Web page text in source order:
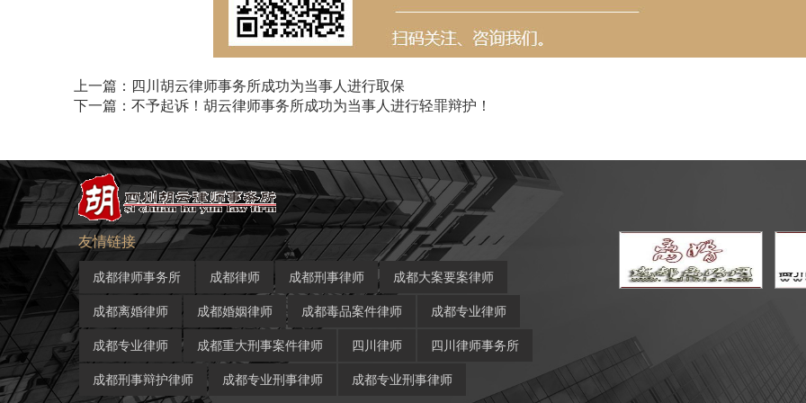
上一篇：四川胡云律师事务所成功为当事人进行取保
下一篇：不予起诉！胡云律师事务所成功为当事人进行轻罪辩护！
友情链接
成都律师事务所 成都律师 成都刑事律师
成都大案要案律师
成都离婚律师
成都婚姻律师 成都毒品案件律师
成都专业律师
成都专业律师
成都重大刑事案件律师 四川律师
四川律师事务所
成都刑事辩护律师
成都专业刑事律师 成都专业刑事律师